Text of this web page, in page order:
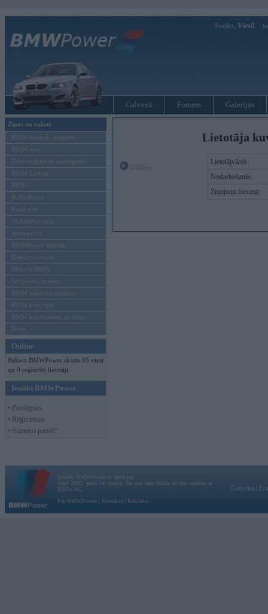
Sveiks, Viesi!
Galvenā Forums Galerijas
Ziņas un raksti
BMW modeļu jaunumi
BMW testi
Tehnoloģijas & sasniegumi
BMW Latvijā
MINI
Rolls-Royce
Pasākumi
Vadāmības tests
Autosports
BMWPower aktuāli
Reklāmas raksti
Mēneša BMW
Sērijveida tūnings
BMW pasaules jaunumi
BMW koncepti
BMW konkurentu jaunumi
Moto
Online
Pašreiz BMWPower skatās 95 viesi
un 0 reģistrēti lietotāji.
Ienākt BMWPower
• Pieslēgties
• Reģistrēties
• Aizmirsi paroli?
Lietotāja
Lietotājvārds:
Nodarbošanās:
Ziņojumi forumā:
Vortāls BMWPower.lv darbojas
kopš 2002. gada 14. maija. Tas nav auto klubs un nav saistīts ar
BMW AG.
Par BMWPower
Kontakti Reklāma
Galvena